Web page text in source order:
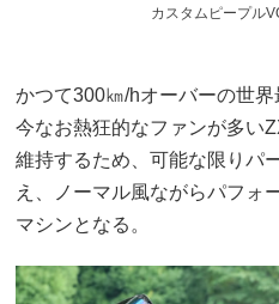
カスタムピープル
かつて300㎞/hオーバーの世界
今なお熱狂的なファンが多い
維持するため、可能な限りパ
え、ノーマル風ながらパフォ
マシンとなる。